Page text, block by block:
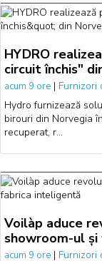
HYDRO
circuit închis"
acum 9 ore | Furnizori
Hydro furnizează
birouri din Norvegia
recuperat, r…
Voilàp aduce
showroom-ul
acum 9 ore | Furnizori